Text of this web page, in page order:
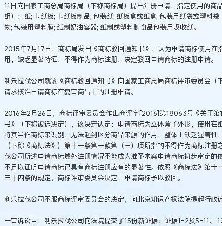
2026.03.09
著名知识产权律师徐新明接受《中国经营
报》采访：技术革新下知识产权保护面临新
挑战与应对策略
2026.02.10
徐新明律师经典案例：刘
技有限公司技术合作开发
11日向国家工商总局商标局（下称商标局）提出注册申请，指定使用的
组）：纸; 卡纸板; 卡纸板制品; 包装纸; 纸板盒或纸盒; 包装用纸袋或塑料
物; 包装用塑料膜; 纸制奶油容器; 纸制或塑料制食品包装用吸收纸。
2015年7月17日，商标局发出《商标驳回通知书》，认为申请商标使用在
用，缺乏显著特征，不得作为商标注册，决定驳回申请商标的注册申请。
利乐拉伐公司就该《商标驳回通知书》向国家工商总局商标评审委员会（
请求核准申请商标在复审商品上的注册申请。
2016年2月26日，商标评审委员会作出商评字[2016]第18063号《关于
书》（下称被诉决定），该决定认定：申请商标为立体盒子外形，使用在
将其当作商标来识别，无法起到区分商品来源的作用，整体上缺乏显著性
（下称《商标法》）第十一条第一款第（三）项所指的不得作为商标注
伐公司所述申请商标域外注册情况不能成为准予本案申请商标初步审定的
不足以证明申请商标已具有商标注册应有的显著性。依照《商标法》第十
三十四条的规定，商标评审委员会决定：申请商标予以驳回。
利乐拉伐公司不服商标评审委员会的决定，向北京知识产权法院提起行政诉
一审诉讼中，利乐拉伐公司向法院提交了15份新证据：证据1-2及5-11、